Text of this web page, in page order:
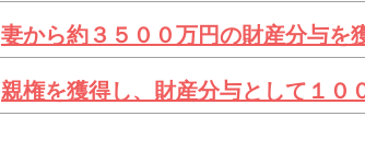
妻から約３５００万円の財産分与を
親権を獲得し、財産分与として１０